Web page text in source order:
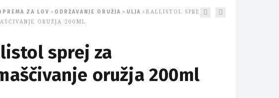
ZA LOV > ODRŽAVANJE ORUŽJA > ULJA >BALLISTOL SPREJ
ORUŽJA 200ML
sprej za
oružja 200ml